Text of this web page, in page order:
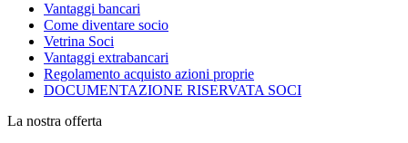
Vantaggi bancari
Come diventare socio
Vetrina Soci
Vantaggi extrabancari
Regolamento acquisto azioni proprie
DOCUMENTAZIONE RISERVATA SOCI
La nostra offerta